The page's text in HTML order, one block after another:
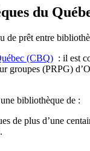
du
de prêt entre
(CBQ) : il est
groupes (PRPG)
bibliothèque de :
de plus d’une